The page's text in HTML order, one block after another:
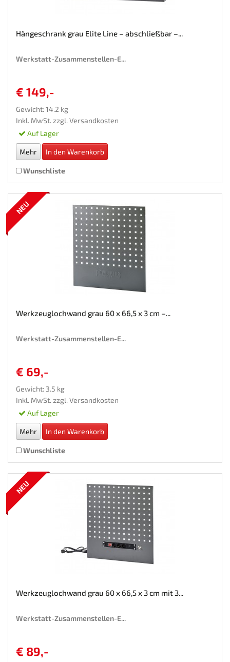
Hängeschrank grau Elite Line – abschließbar –...
Werkstatt-Zusammenstellen-E...
€ 149,-
Gewicht: 14.2 kg
Inkl. MwSt. zzgl. Versandkosten
Auf Lager
Mehr In den Warenkorb
Wunschliste
NEU
Werkzeuglochwand grau 60 x 66,5 x 3 cm –...
Werkstatt-Zusammenstellen-E...
€ 69,-
Gewicht: 3.5 kg
Inkl. MwSt. zzgl. Versandkosten
Auf Lager
Mehr In den Warenkorb
Wunschliste
NEU
Werkzeuglochwand grau 60 x 66,5 x 3 cm mit 3...
Werkstatt-Zusammenstellen-E...
€ 89,-